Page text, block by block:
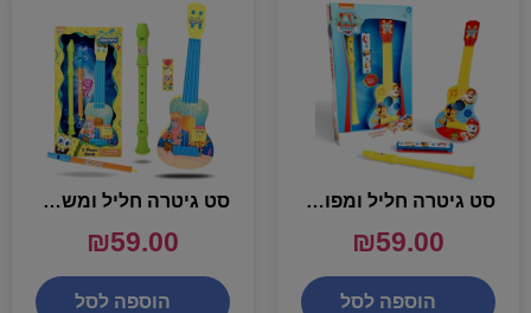
סט גיטרה חליל ומפוחית – מפרץ ההרפתקאות
₪59.00
הוספה לסל
סט גיטרה חליל ומשרוקית – בוב ספוג
₪59.00
הוספה לסל